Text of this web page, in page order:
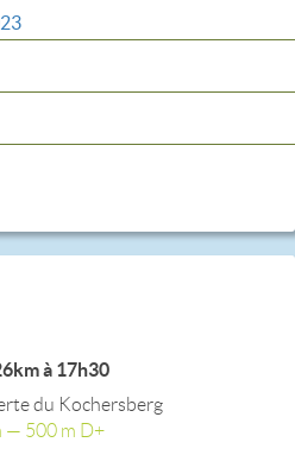
à 17h30
du Kochersberg
— 500 m D+